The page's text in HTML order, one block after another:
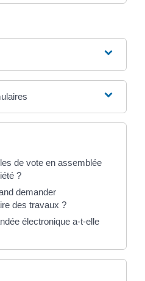
de vote en assemblée
?
demander
des travaux ?
électronique a-t-elle